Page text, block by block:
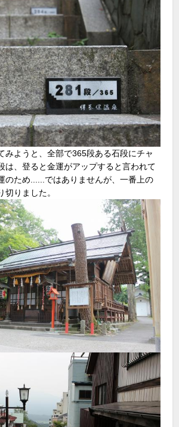
みようと、全部で365段ある石段にチャ
、登ると金運がアップすると言われて
のため......ではありませんが、一番上の
切りました。